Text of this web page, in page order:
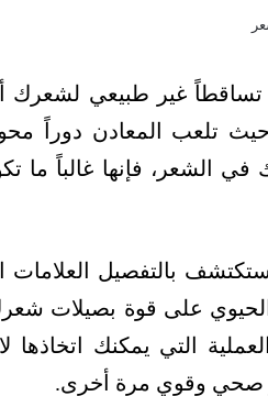
غير طبيعي لشعرك
تلعب المعادن دوراً
الشعر، فإنها غالباً ما
بالتفصيل العلامات
على قوة بصيلات
التي يمكنك
صحي وقوي مرة أخرى.